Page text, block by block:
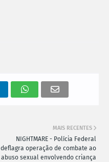
MAIS RECENTES
NIGHTMARE - Polícia Federal
deflagra operação de combate ao
abuso sexual envolvendo criança